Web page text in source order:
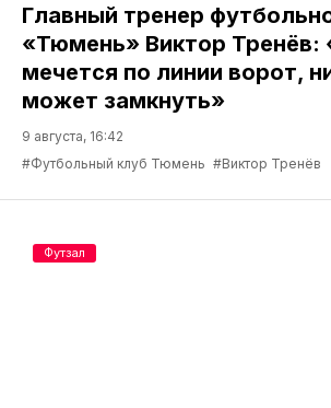
Главный тренер
«Тюмень» Виктор Тренёв:
мечется по линии ворот,
может замкнуть»
9 августа, 16:42
#Футбольный клуб Тюмень #Виктор Тренёв
Футзал